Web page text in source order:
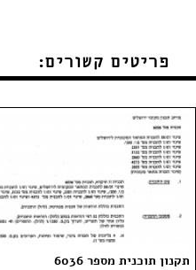
פריטים קשורים:
תקנון תוכנית מספר 6036